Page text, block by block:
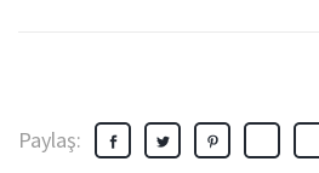
Paylaş: